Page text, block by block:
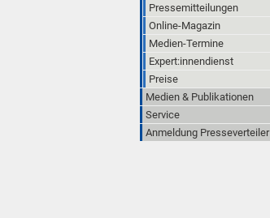
Pressemitteilungen
Online-Magazin
Medien-Termine
Expert:innendienst
Preise
Medien & Publikationen
Service
Anmeldung Presseverteiler